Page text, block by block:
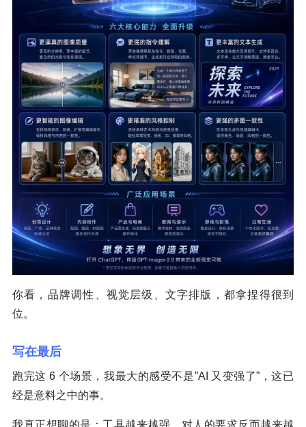
你看，品牌调性、视觉层级、文字排版，都拿捏得很到
位。
写在最后
跑完这 6 个场景，我最大的感受不是”AI 又变强了”，这已
经是意料之中的事。